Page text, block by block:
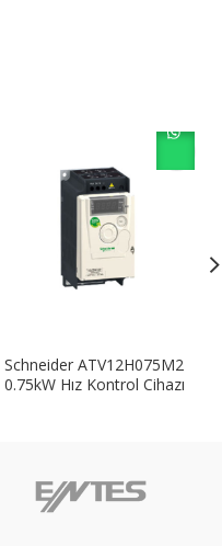
Schneider ATV12H075M2
0.75kW Hız Kontrol Cihazı